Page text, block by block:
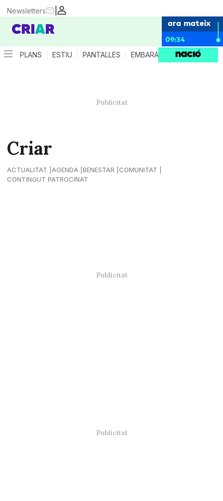
|
Newsletters
ara mateix
09:34
PLANS ESTIU PANTALLES EMBARÀS CRIANÇA
Criar
ACTUALITAT AGENDA BENESTAR
COMUNITAT
CONTINGUT PATROCINAT